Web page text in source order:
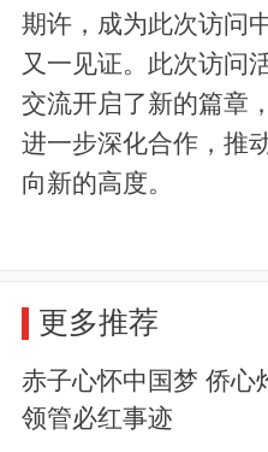
期许，成为此次访问
又一见证。此次访问
交流开启了新的篇章
进一步深化合作，推
向新的高度。
更多推荐
赤子心怀中国梦 侨
领管必红事迹